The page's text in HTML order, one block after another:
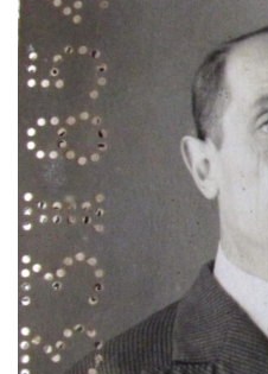
Memoria Histórica
Investigación previa de la
1947).
Informe Represión en Toledo
Informe de la fosa de abril de
Enciclopedia Republicana
Militantes históricos IR
Personajes republicanos